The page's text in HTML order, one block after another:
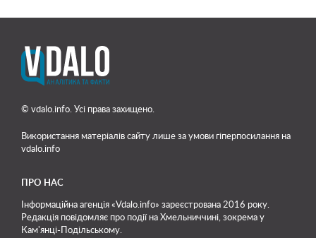
© vdalo.info. Усі права захищено.
Використання матеріалів сайту лише за умови гіперпосилання на
vdalo.info
ПРО НАС
Інформаційна агенція «Vdalo.info» зареєстрована 2016 року.
Редакція повідомляє про події на Хмельниччині, зокрема у
Кам'янці-Подільському.